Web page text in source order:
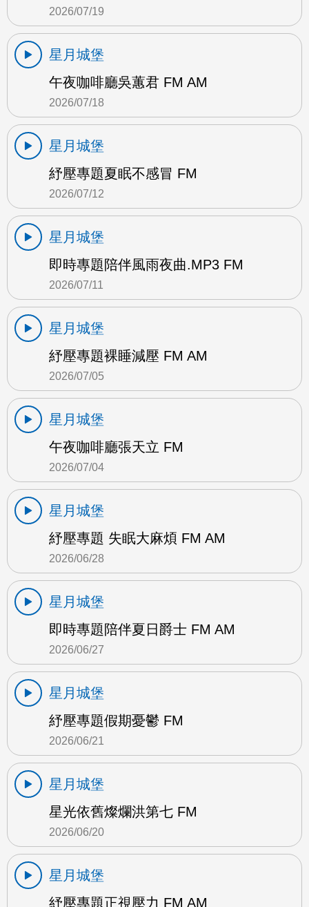
2026/07/19
星月城堡
午夜咖啡廳吳蕙君 FM AM
2026/07/18
星月城堡
紓壓專題夏眠不感冒 FM
2026/07/12
星月城堡
即時專題陪伴風雨夜曲.MP3 FM
2026/07/11
星月城堡
紓壓專題裸睡減壓 FM AM
2026/07/05
星月城堡
午夜咖啡廳張天立 FM
2026/07/04
星月城堡
紓壓專題 失眠大麻煩 FM AM
2026/06/28
星月城堡
即時專題陪伴夏日爵士 FM AM
2026/06/27
星月城堡
紓壓專題假期憂鬱 FM
2026/06/21
星月城堡
星光依舊燦爛洪第七 FM
2026/06/20
星月城堡
紓壓專題正視壓力 FM AM